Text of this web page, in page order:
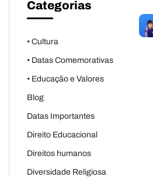
Categorias
• Cultura
• Datas Comemorativas
• Educação e Valores
Blog
Datas Importantes
Direito Educacional
Direitos humanos
Diversidade Religiosa